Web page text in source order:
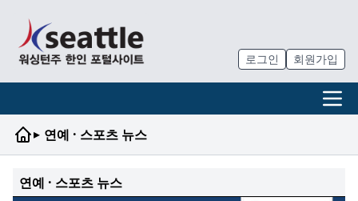
로그인 회원가입
▸ 연예 · 스포츠 뉴스
연예 · 스포츠 뉴스